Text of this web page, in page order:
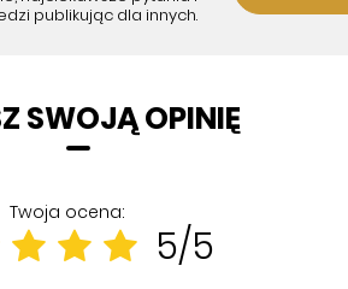
publikując dla innych.
SWOJĄ OPINIĘ
Twoja ocena:
5/5